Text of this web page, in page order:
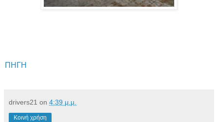
ΠΗΓΗ
drivers21 on 4:39 μ.μ.
Κοινή χρήση